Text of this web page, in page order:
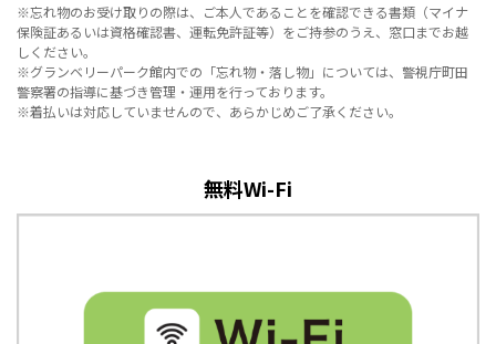
※忘れ物のお受け取りの際は、ご本人であることを確認できる書類（マイナ
保険証あるいは資格確認書、運転免許証等）をご持参のうえ、窓口までお越
しください。
※グランベリーパーク館内での「忘れ物・落し物」については、警視庁町田
警察署の指導に基づき管理・運用を行っております。
※着払いは対応していませんので、あらかじめご了承ください。
無料Wi-Fi